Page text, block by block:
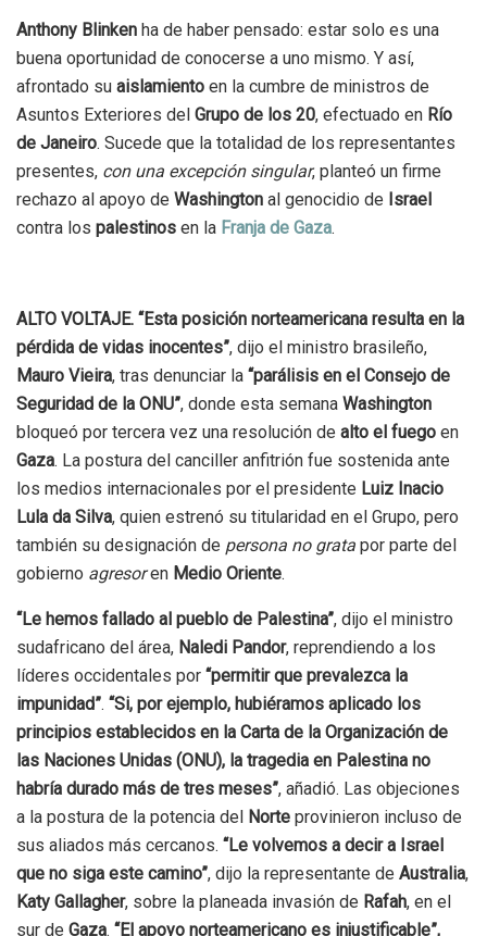
Anthony Blinken ha de haber pensado: estar solo es una
buena oportunidad de conocerse a uno mismo. Y así,
afrontado su aislamiento en la cumbre de ministros de
Asuntos Exteriores del Grupo de los 20, efectuado en Río
de Janeiro. Sucede que la totalidad de los representantes
presentes, con una excepción singular, planteó un firme
rechazo al apoyo de Washington al genocidio de Israel
contra los palestinos en la Franja de Gaza.
ALTO VOLTAJE. “Esta posición norteamericana resulta en la
pérdida de vidas inocentes”, dijo el ministro brasileño,
Mauro Vieira, tras denunciar la “parálisis en el Consejo de
Seguridad de la ONU”, donde esta semana Washington
bloqueó por tercera vez una resolución de alto el fuego en
Gaza. La postura del canciller anfitrión fue sostenida ante
los medios internacionales por el presidente Luiz Inacio
Lula da Silva, quien estrenó su titularidad en el Grupo, pero
también su designación de persona no grata por parte del
gobierno agresoren Medio Oriente.
“Le hemos fallado al pueblo de Palestina”, dijo el ministro
sudafricano del área, Naledi Pandor, reprendiendo a los
líderes occidentales por “permitir que prevalezca la
impunidad”. “Si, por ejemplo, hubiéramos aplicado los
principios establecidos en la Carta de la Organización de
las Naciones Unidas (ONU), la tragedia en Palestina no
habría durado más de tres meses”, añadió. Las objeciones
a la postura de la potencia del Norte provinieron incluso de
sus aliados más cercanos. “Le volvemos a decir a Israel
que no siga este camino”, dijo la representante de Australia,
Katy Gallagher, sobre la planeada invasión de Rafah, en el
sur de Gaza. “El apoyo norteamericano es injustificable”,